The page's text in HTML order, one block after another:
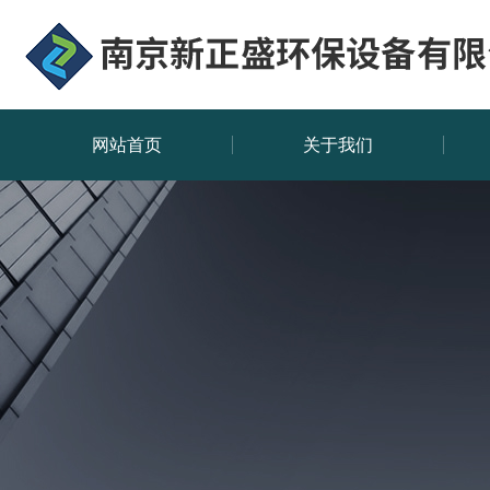
网站首页 关于我们